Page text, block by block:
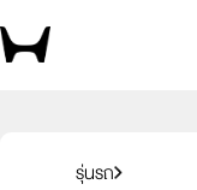
รุ่นรถ
บอกสิ่งที่สน